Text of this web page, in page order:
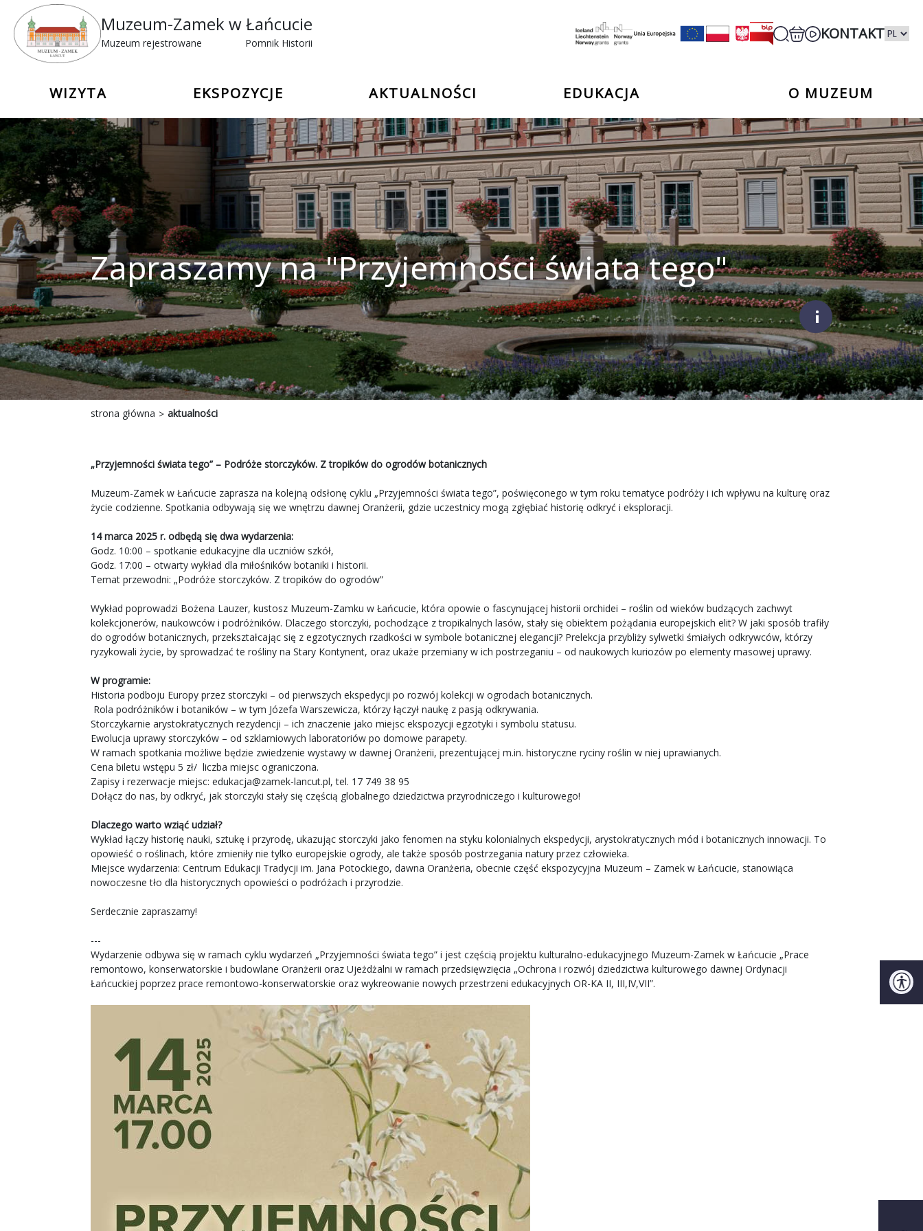
Muzeum-Zamek w Łańcucie
Muzeum rejestrowane Pomnik Historii
KONTAKT
WIZYTA EKSPOZYCJE AKTUALNOŚCI EDUKACJA O MUZEUM
Zapraszamy na "Przyjemności świata tego"
;
strona główna aktualności
„Przyjemności świata tego” – Podróże storczyków. Z tropików do ogrodów botanicznych
Muzeum-Zamek w Łańcucie zaprasza na kolejną odsłonę cyklu „Przyjemności świata tego”, poświęconego w tym roku tematyce podróży i ich wpływu na kulturę oraz
życie codzienne. Spotkania odbywają się we wnętrzu dawnej Oranżerii, gdzie uczestnicy mogą zgłębiać historię odkryć i eksploracji.
14 marca 2025 r. odbędą się dwa wydarzenia:
Godz. 10:00 – spotkanie edukacyjne dla uczniów szkół,
Godz. 17:00 – otwarty wykład dla miłośników botaniki i historii.
Temat przewodni: „Podróże storczyków. Z tropików do ogrodów”
Wykład poprowadzi Bożena Lauzer, kustosz Muzeum-Zamku w Łańcucie, która opowie o fascynującej historii orchidei – roślin od wieków budzących zachwyt
kolekcjonerów, naukowców i podróżników. Dlaczego storczyki, pochodzące z tropikalnych lasów, stały się obiektem pożądania europejskich elit? W jaki sposób trafiły
do ogrodów botanicznych, przekształcając się z egzotycznych rzadkości w symbole botanicznej elegancji? Prelekcja przybliży sylwetki śmiałych odkrywców, którzy
ryzykowali życie, by sprowadzać te rośliny na Stary Kontynent, oraz ukaże przemiany w ich postrzeganiu – od naukowych kuriozów po elementy masowej uprawy.
W programie:
Historia podboju Europy przez storczyki – od pierwszych ekspedycji po rozwój kolekcji w ogrodach botanicznych.
Rola podróżników i botaników – w tym Józefa Warszewicza, którzy łączył naukę z pasją odkrywania.
Storczykarnie arystokratycznych rezydencji – ich znaczenie jako miejsc ekspozycji egzotyki i symbolu statusu.
Ewolucja uprawy storczyków – od szklarniowych laboratoriów po domowe parapety.
W ramach spotkania możliwe będzie zwiedzenie wystawy w dawnej Oranżerii, prezentującej m.in. historyczne ryciny roślin w niej uprawianych.
Cena biletu wstępu 5 zł/ liczba miejsc ograniczona.
Zapisy i rezerwacje miejsc: edukacja@zamek-lancut.pl, tel. 17 749 38 95
Dołącz do nas, by odkryć, jak storczyki stały się częścią globalnego dziedzictwa przyrodniczego i kulturowego!
Dlaczego warto wziąć udział?
Wykład łączy historię nauki, sztukę i przyrodę, ukazując storczyki jako fenomen na styku kolonialnych ekspedycji, arystokratycznych mód i botanicznych innowacji. To
opowieść o roślinach, które zmieniły nie tylko europejskie ogrody, ale także sposób postrzegania natury przez człowieka.
Miejsce wydarzenia: Centrum Edukacji Tradycji im. Jana Potockiego, dawna Oranżeria, obecnie część ekspozycyjna Muzeum – Zamek w Łańcucie, stanowiąca
nowoczesne tło dla historycznych opowieści o podróżach i przyrodzie.
Serdecznie zapraszamy!
---
Wydarzenie odbywa się w ramach cyklu wydarzeń „Przyjemności świata tego” i jest częścią projektu kulturalno-edukacyjnego Muzeum-Zamek w Łańcucie „Prace
remontowo, konserwatorskie i budowlane Oranżerii oraz Ujeżdżalni w ramach przedsięwzięcia „Ochrona i rozwój dziedzictwa kulturowego dawnej Ordynacji
Łańcuckiej poprzez prace remontowo-konserwatorskie oraz wykreowanie nowych przestrzeni edukacyjnych OR-KA II, III,IV,VII”.